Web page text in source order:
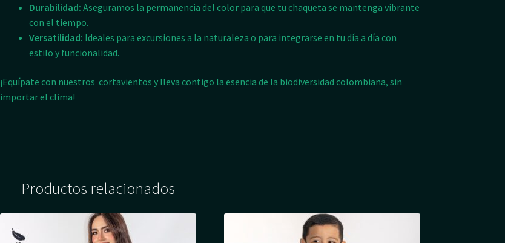
Durabilidad: Aseguramos la permanencia del color para que tu chaqueta se mantenga vibrante
con el tiempo.
Versatilidad: Ideales para excursiones a la naturaleza o para integrarse en tu día a día con
estilo y funcionalidad.
¡Equípate con nuestros cortavientos y lleva contigo la esencia de la biodiversidad colombiana, sin
importar el clima!
Productos relacionados